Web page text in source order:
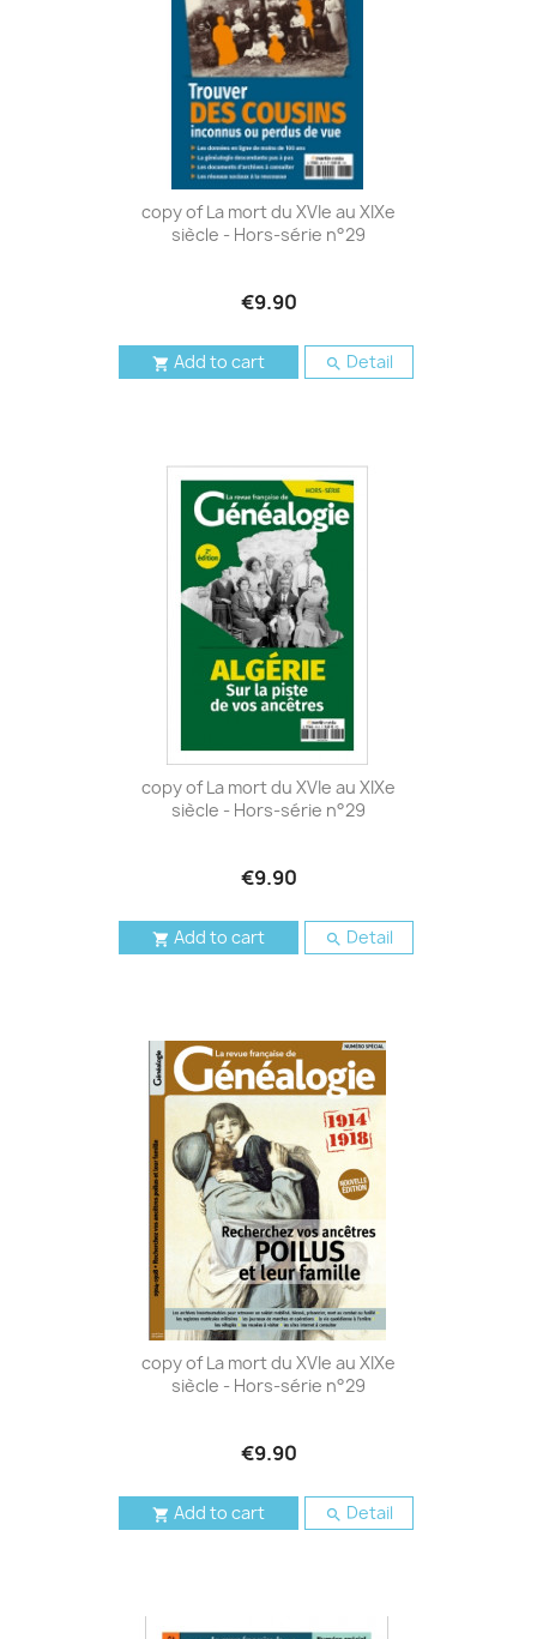
copy of La mort du XVIe au XIXe
siècle - Hors-série n°29
€9.90
 Add to cart  Detail
copy of La mort du XVIe au XIXe
siècle - Hors-série n°29
€9.90
 Add to cart  Detail
copy of La mort du XVIe au XIXe
siècle - Hors-série n°29
€9.90
 Add to cart  Detail